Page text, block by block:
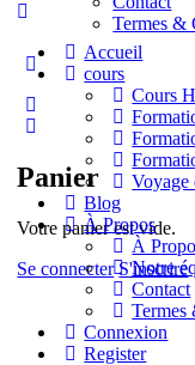
Termes &
More
options
Panier
Votre panier est vide.
Se connecter S'inscrire
Accueil
cours
Cours
Voyage
Blog
À Propos
À
Notre
Contact
Termes
Connexion
Register